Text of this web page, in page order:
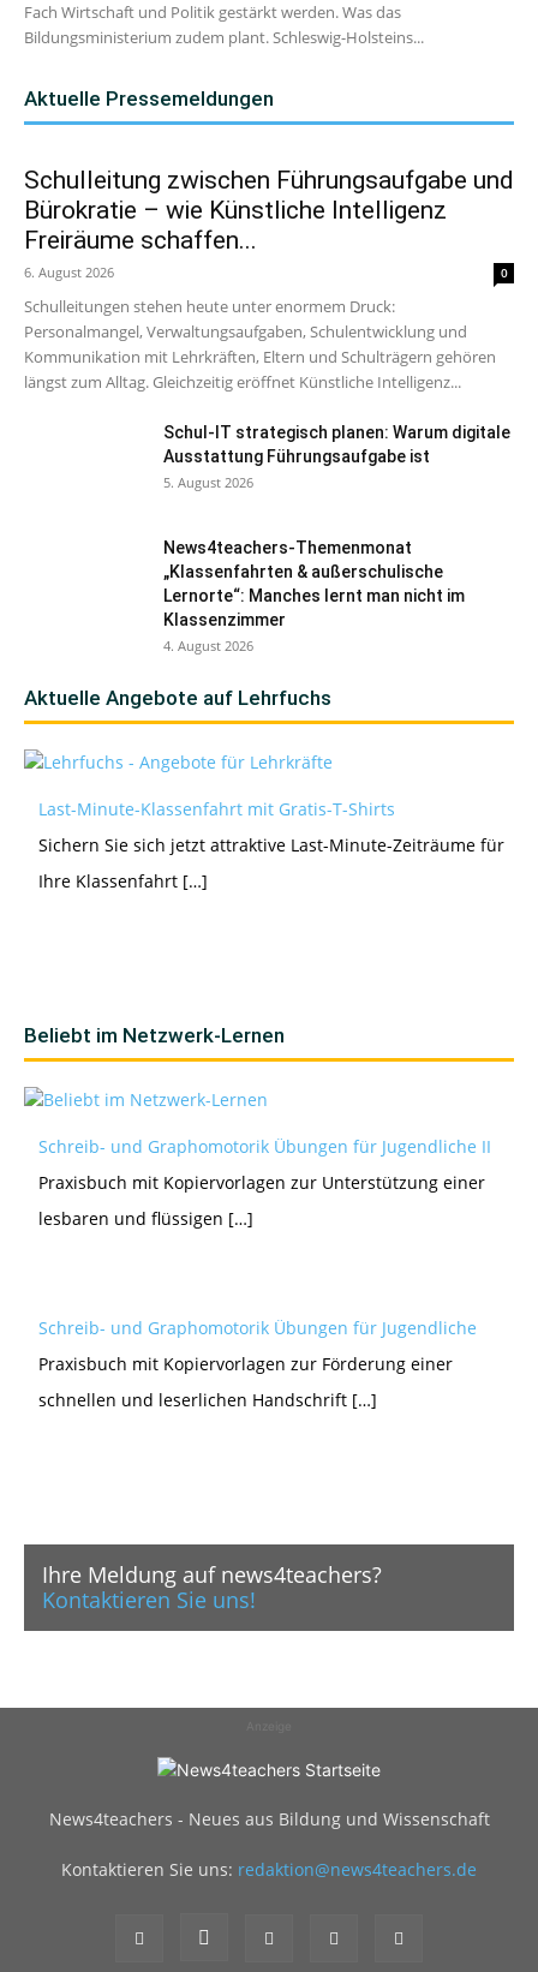
Fach Wirtschaft und Politik gestärkt werden. Was das
Bildungsministerium zudem plant. Schleswig-Holsteins...
Aktuelle Pressemeldungen
Schulleitung zwischen Führungsaufgabe und
Bürokratie – wie Künstliche Intelligenz
Freiräume schaffen...
6. August 2026 0
Schulleitungen stehen heute unter enormem Druck:
Personalmangel, Verwaltungsaufgaben, Schulentwicklung und
Kommunikation mit Lehrkräften, Eltern und Schulträgern gehören
längst zum Alltag. Gleichzeitig eröffnet Künstliche Intelligenz...
Schul-IT strategisch planen: Warum digitale
Ausstattung Führungsaufgabe ist
5. August 2026
News4teachers-Themenmonat
„Klassenfahrten & außerschulische
Lernorte“: Manches lernt man nicht im
Klassenzimmer
4. August 2026
Aktuelle Angebote auf Lehrfuchs
Last-Minute-Klassenfahrt mit Gratis-T-Shirts
Sichern Sie sich jetzt attraktive Last-Minute-Zeiträume für
Ihre Klassenfahrt […]
Beliebt im Netzwerk-Lernen
Schreib- und Graphomotorik Übungen für Jugendliche II
Praxisbuch mit Kopiervorlagen zur Unterstützung einer
lesbaren und flüssigen […]
Schreib- und Graphomotorik Übungen für Jugendliche
Praxisbuch mit Kopiervorlagen zur Förderung einer
schnellen und leserlichen Handschrift […]
Ihre Meldung auf news4teachers?
Kontaktieren Sie uns!
News4teachers - Neues aus Bildung und Wissenschaft
Kontaktieren Sie uns: redaktion@news4teachers.de